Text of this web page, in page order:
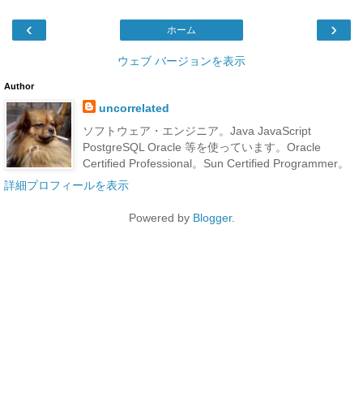
‹ ›
ホーム
ウェブ バージョンを表示
Author
uncorrelated
ソフトウェア・エンジニア。Java JavaScript
PostgreSQL Oracle 等を使っています。Oracle
Certified Professional。Sun Certified Programmer。
詳細プロフィールを表示
Powered by Blogger.